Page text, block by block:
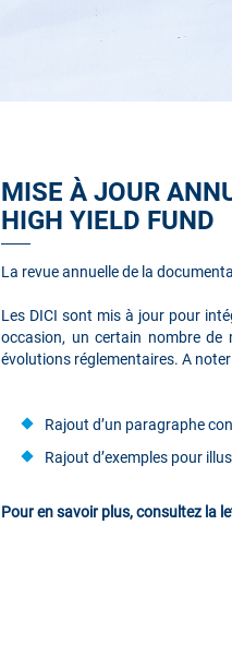
MISE À JOUR
HIGH YIELD FUND
La revue annuelle de la
Les DICI sont mis à jour pour
occasion, un certain nombre
évolutions réglementaires. A noter
Rajout d’un paragraphe
Rajout d’exemples pour
Pour en savoir plus, consultez la